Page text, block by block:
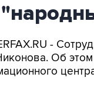
-
Об